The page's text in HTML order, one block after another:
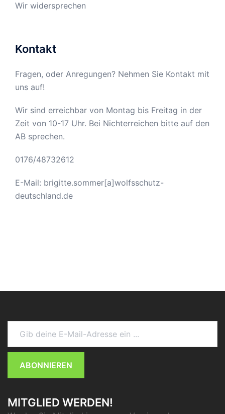
Wir widersprechen
Kontakt
Fragen, oder Anregungen? Nehmen Sie Kontakt mit
uns auf!
Wir sind erreichbar von Montag bis Freitag in der
Zeit von 10-17 Uhr. Bei Nichterreichen bitte auf den
AB sprechen.
0176/48732612
E-Mail: brigitte.sommer[a]wolfsschutz-
deutschland.de
Gib deine E-Mail-Adresse ein ...
ABONNIEREN
MITGLIED WERDEN!